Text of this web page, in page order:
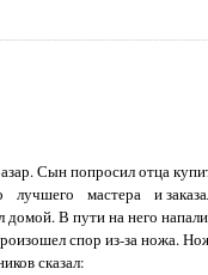
Сын попросил отца
лучшего мастера и
домой. В пути на него напали
спор из-за ножа.
сказал: